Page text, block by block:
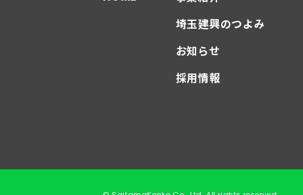
埼玉建興のつよみ
お知らせ
採用情報